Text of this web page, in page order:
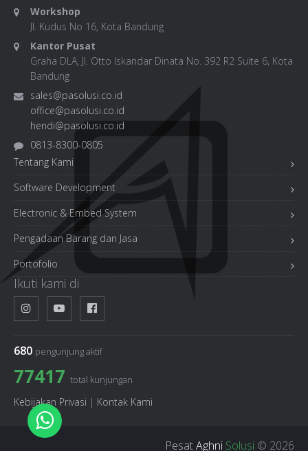
Workshop
Jl. Kudus No 16, Kota Bandung
Kantor Pusat
Graha DLA, Jl. Otto Iskandar Dinata No. 392 R2 Suite 6, Kota
Bandung
sales@pasolusi.co.id
office@pasolusi.co.id
hendi@pasolusi.co.id
0813-8300-0805
Tentang Kami
Software Development
Electronic & Embed System
Pengadaan Barang dan Jasa
Portofolio
Ikuti kami di
680 pengunjung aktif
77417 total kunjungan
Kebijakan Privasi | Kontak Kami
PesatAghni Solusi © 2026